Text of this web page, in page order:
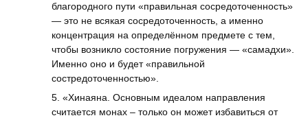
благородного пути «правильная сосредоточенность»
— это не всякая сосредоточенность, а именно
концентрация на определённом предмете с тем,
чтобы возникло состояние погружения — «самадхи».
Именно оно и будет «правильной
состредоточенностью».
5. «Хинаяна. Основным идеалом направления
считается монах – только он может избавиться от